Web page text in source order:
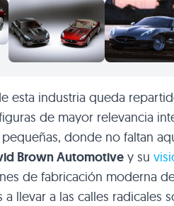
esta industria queda
de mayor relevancia
donde no faltan
Brown Automotive y su
de fabricación moderna
a llevar a las calles radicales